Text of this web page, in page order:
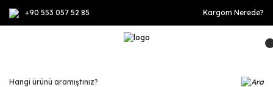
+90 553 057 52 85 Kargom Nerede?